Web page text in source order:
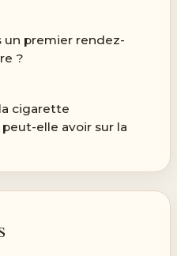
un premier rendez-
?
cigarette
elle avoir sur la